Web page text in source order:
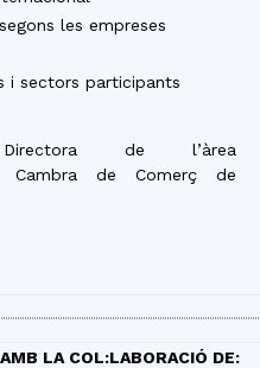
les empreses
i sectors participants
de l’àrea
Cambra de Comerç de
AMB LA COL:LABORACIÓ DE: